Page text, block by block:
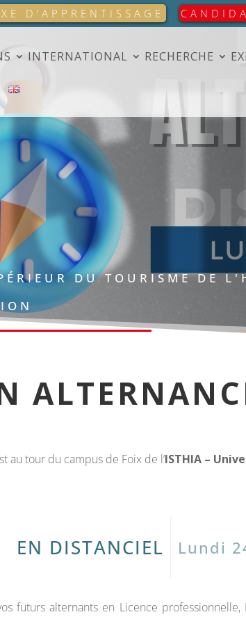
D’APPRENTISSAGE
INTERNATIONAL RECHERCHE
DU TOURISME DE
au tour du campus de Foix de l’ISTHIA –
EN DISTANCIEL Lundi
futurs alternants en Licence